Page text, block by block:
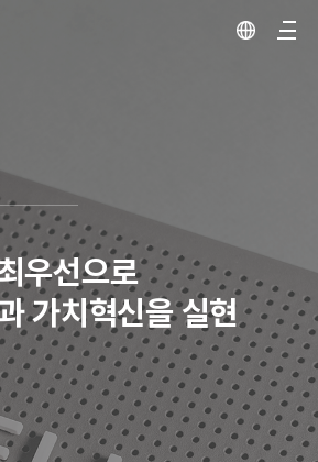
우선으로
가치혁신을 실현